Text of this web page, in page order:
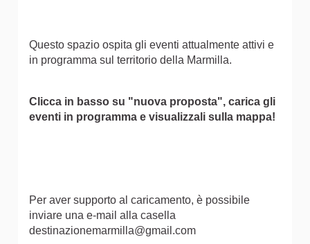
Questo spazio ospita gli eventi attualmente attivi e
in programma sul territorio della Marmilla.
Clicca in basso su "nuova proposta", carica gli
eventi in programma e visualizzali sulla mappa!
Per aver supporto al caricamento, è possibile
inviare una e-mail alla casella
destinazionemarmilla@gmail.com